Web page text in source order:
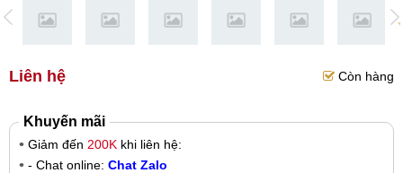
Liên hệ Còn hàng
Khuyến mãi
Giảm đến 200K khi liên hệ:
- Chat online: Chat Zalo